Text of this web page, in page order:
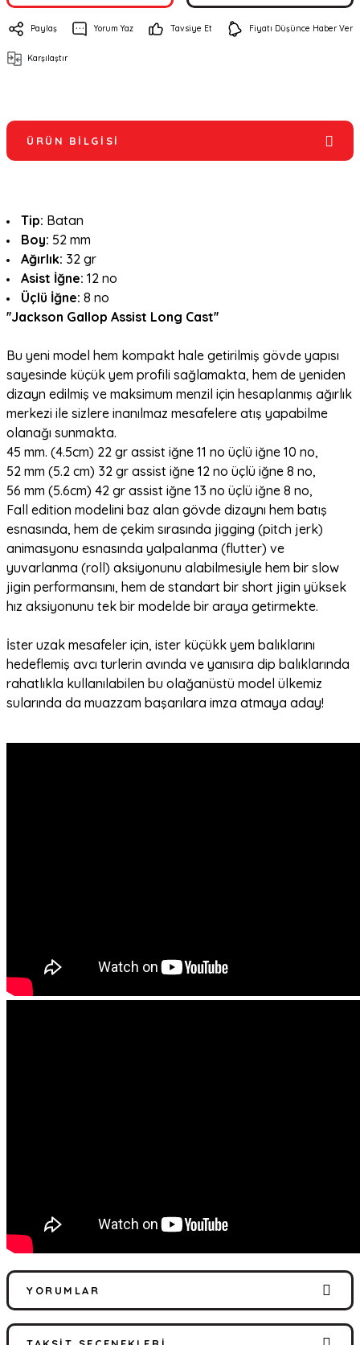
Paylaş Yorum Yaz Tavsiye Et Fiyatı Düşünce Haber Ver
Karşılaştır
ÜRÜN BILGISI
Tip: Batan
Boy: 52 mm
Ağırlık: 32 gr
Asist İğne: 12 no
Üçlü İğne: 8 no
''Jackson Gallop Assist Long Cast''
Bu yeni model hem kompakt hale getirilmiş gövde yapısı
sayesinde küçük yem profili sağlamakta, hem de yeniden
dizayn edilmiş ve maksimum menzil için hesaplanmış ağırlık
merkezi ile sizlere inanılmaz mesafelere atış yapabilme
olanağı sunmakta.
45 mm. (4.5cm) 22 gr assist iğne 11 no üçlü iğne 10 no,
52 mm (5.2 cm) 32 gr assist iğne 12 no üçlü iğne 8 no,
56 mm (5.6cm) 42 gr assist iğne 13 no üçlü iğne 8 no,
Fall edition modelini baz alan gövde dizaynı hem batış
esnasında, hem de çekim sırasında jigging (pitch jerk)
animasyonu esnasında yalpalanma (flutter) ve
yuvarlanma (roll) aksiyonunu alabilmesiyle hem bir slow
jigin performansını, hem de standart bir short jigin yüksek
hız aksiyonunu tek bir modelde bir araya getirmekte.
İster uzak mesafeler için, ister küçükk yem balıklarını
hedeflemiş avcı turlerin avında ve yanısıra dip balıklarında
rahatlıkla kullanılabilen bu olağanüstü model ülkemiz
sularında da muazzam başarılara imza atmaya aday!
YORUMLAR